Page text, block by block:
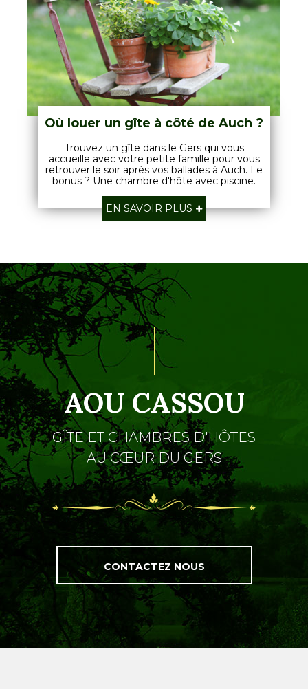
Où louer un gîte à côté de Auch ?
Trouvez un gîte dans le Gers qui vous
accueille avec votre petite famille pour vous
retrouver le soir après vos ballades à Auch. Le
bonus ? Une chambre d'hôte avec piscine.
EN SAVOIR PLUS
AOU CASSOU
GÎTE ET CHAMBRES D'HÔTES
AU CŒUR DU GERS
CONTACTEZ NOUS